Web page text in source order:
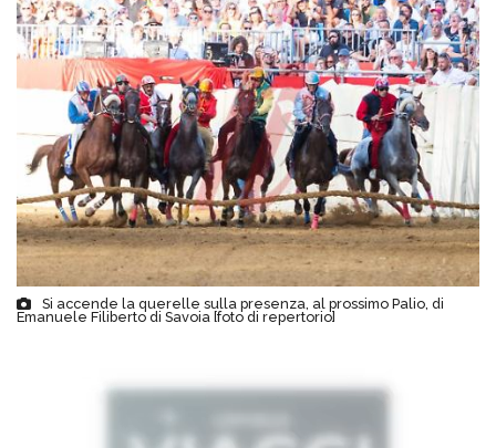
Si accende la querelle sulla presenza, al prossimo Palio, di
Emanuele Filiberto di Savoia [foto di repertorio]